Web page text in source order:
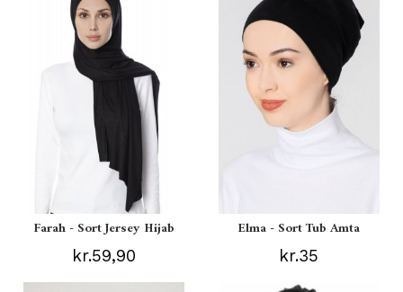
Farah - Sort Jersey Hijab
kr.59,90
Elma - Sort Tub Amta
kr.35